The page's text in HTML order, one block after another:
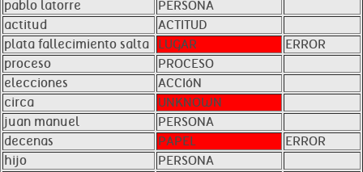
pablo latorre
PERSONA
actitud
ACTITUD
plata fallecimiento salta
LUGAR
ERROR
proceso
PROCESO
elecciones
ACCIóN
circa
UNKNOWN
juan manuel
PERSONA
decenas
PAPEL
ERROR
hijo
PERSONA